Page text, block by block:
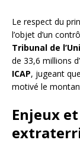
Le respect du
l’objet d’un
Tribunal de
de 33,6 millions
ICAP, jugeant
motivé le
Enjeux